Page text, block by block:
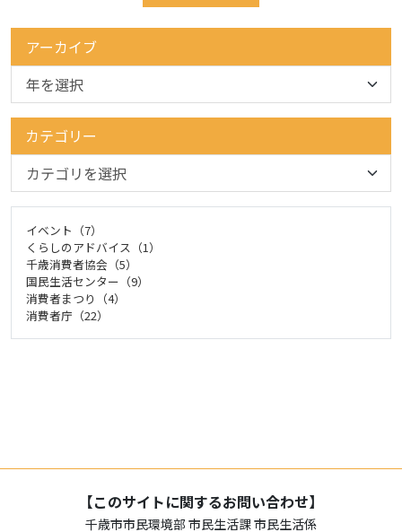
アーカイブ
カテゴリー
イベント（7）
くらしのアドバイス（1）
千歳消費者協会（5）
国民生活センター（9）
消費者まつり（4）
消費者庁（22）
【このサイトに関するお問い合わせ】
千歳市市民環境部 市民生活課 市民生活係